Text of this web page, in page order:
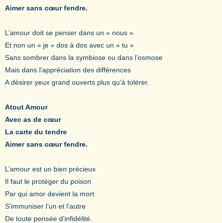
Aimer sans cœur fendre.
L’amour doit se penser dans un « nous »
Et non un « je » dos à dos avec un « tu »
Sans sombrer dans la symbiose ou dans l’osmose
Mais dans l’appréciation des différences
A désirer yeux grand ouverts plus qu’à tolérer.
Atout Amour
Avec as de cœur
La carte du tendre
Aimer sans cœur fendre.
L’amour est un bien précieux
Il faut le protéger du poison
Par qui amor devient la mort
S’immuniser l’un et l’autre
De toute pensée d’infidélité.